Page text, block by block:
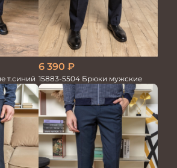
т.синий
6 390 ₽
15883-5504 Брюки мужские